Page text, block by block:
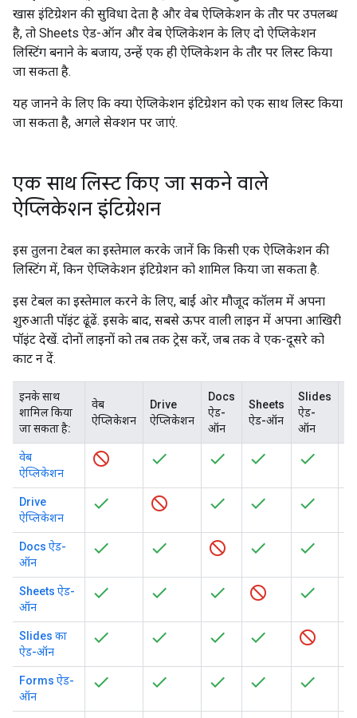
खास इंटिग्रेशन की सुविधा देता है और वेब ऐप्लिकेशन के तौर पर उपलब्ध
है, तो Sheets ऐड-ऑन और वेब ऐप्लिकेशन के लिए दो ऐप्लिकेशन
लिस्टिंग बनाने के बजाय, उन्हें एक ही ऐप्लिकेशन के तौर पर लिस्ट किया
जा सकता है.
यह जानने के लिए कि क्या ऐप्लिकेशन इंटिग्रेशन को एक साथ लिस्ट किया
जा सकता है, अगले सेक्शन पर जाएं.
एक साथ लिस्ट किए जा सकने वाले
ऐप्लिकेशन इंटिग्रेशन
इस तुलना टेबल का इस्तेमाल करके जानें कि किसी एक ऐप्लिकेशन की
लिस्टिंग में, किन ऐप्लिकेशन इंटिग्रेशन को शामिल किया जा सकता है.
इस टेबल का इस्तेमाल करने के लिए, बाईं ओर मौजूद कॉलम में अपना
शुरुआती पॉइंट ढूंढें. इसके बाद, सबसे ऊपर वाली लाइन में अपना आखिरी
पॉइंट देखें. दोनों लाइनों को तब तक ट्रेस करें, जब तक वे एक-दूसरे को
काट न दें.
इनके साथ
शामिल किया
जा सकता है:
वेब
ऐप्लिकेशन
Drive
ऐप्लिकेशन
Docs
ऐड-
ऑन
Sheets
ऐड-ऑन
Slides
ऐड-
ऑन
वेब
ऐप्लिकेशन
Drive
ऐप्लिकेशन
Docs ऐड-
ऑन
Sheets ऐड-
ऑन
Slides का
ऐड-ऑन
Forms ऐड-
ऑन